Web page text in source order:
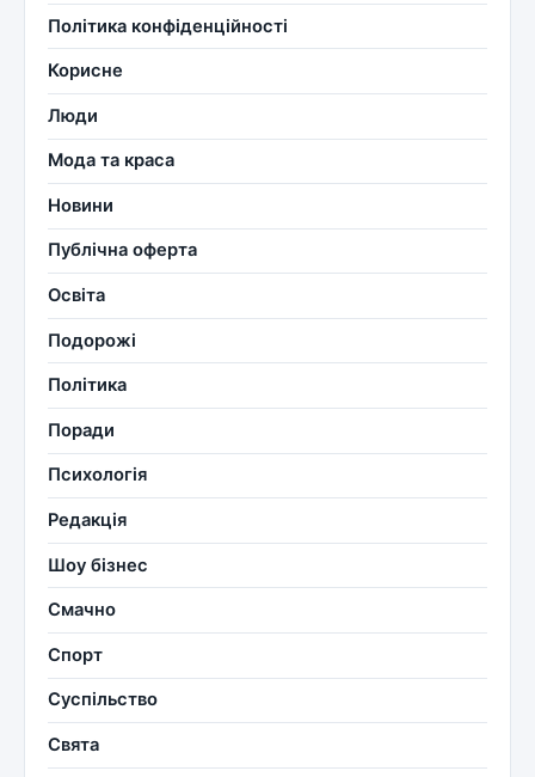
Політика конфіденційності
Корисне
Люди
Мода та краса
Новини
Публічна оферта
Освіта
Подорожі
Політика
Поради
Психологія
Редакція
Шоу бізнес
Смачно
Спорт
Суспільство
Свята